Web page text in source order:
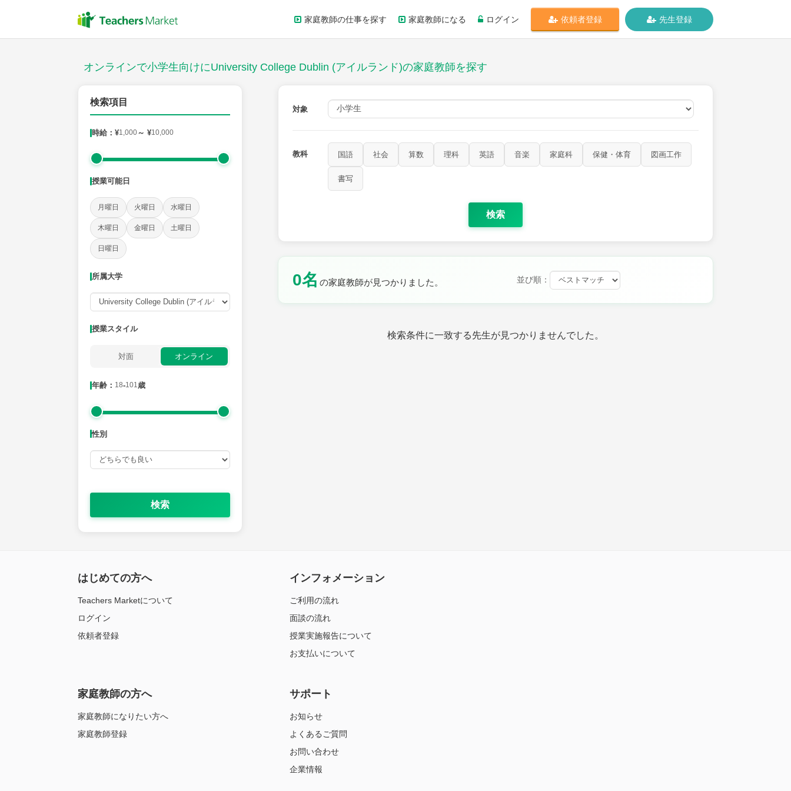
家庭教師の仕事を探す 家庭教師になる ログイン 依頼者登録 先生登録
オンラインで小学生向けにUniversity College Dublin (アイルランド)の家庭教師を探す
検索項目
時給：¥1,000～ ¥10,000
授業可能日
月曜日 火曜日 水曜日
木曜日 金曜日 土曜日
日曜日
所属大学
授業スタイル
対面 オンライン
年齢： 18-101歳
性別
検索
対象
教科 国語 社会 算数 理科 英語 音楽 家庭科 保健・体育 図画工作
書写
検索
0名 の家庭教師が見つかりました。 並び順：
検索条件に一致する先生が見つかりませんでした。
授業スタイル
社会 保健・体育 図画工作 書写
時給：¥1,000 ～ ¥10,000
授業可能日
火曜日 土曜日 日曜日
所属大学
はじめての方へ
Teachers Marketについて
ログイン
依頼者登録
インフォメーション
ご利用の流れ
面談の流れ
授業実施報告について
お支払いについて
家庭教師の方へ
家庭教師になりたい方へ
家庭教師登録
サポート
お知らせ
よくあるご質問
お問い合わせ
企業情報